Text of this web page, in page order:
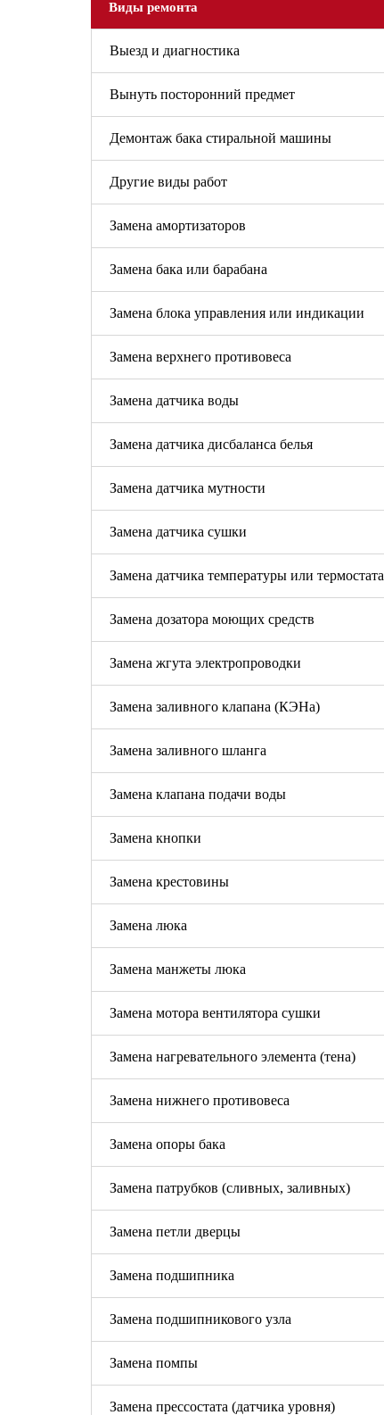
Виды ремонта
Выезд и диагностика
Вынуть посторонний предмет
Демонтаж бака стиральной машины
Другие виды работ
Замена амортизаторов
Замена бака или барабана
Замена блока управления или индикации
Замена верхнего противовеса
Замена датчика воды
Замена датчика дисбаланса белья
Замена датчика мутности
Замена датчика сушки
Замена датчика температуры или термостата
Замена дозатора моющих средств
Замена жгута электропроводки
Замена заливного клапана (КЭНа)
Замена заливного шланга
Замена клапана подачи воды
Замена кнопки
Замена крестовины
Замена люка
Замена манжеты люка
Замена мотора вентилятора сушки
Замена нагревательного элемента (тена)
Замена нижнего противовеса
Замена опоры бака
Замена патрубков (сливных, заливных)
Замена петли дверцы
Замена подшипника
Замена подшипникового узла
Замена помпы
Замена прессостата (датчика уровня)